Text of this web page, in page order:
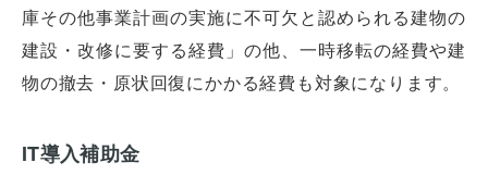
庫その他事業計画の実施に不可欠と認められる建物の
建設・改修に要する経費」の他、一時移転の経費や建
物の撤去・原状回復にかかる経費も対象になります。
IT導入補助金
オフィスレイアウト、移転・納期
や
予算の相談、見積依頼など
お気軽にご相談ください！